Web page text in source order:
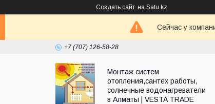
Создать сайт на Satu.kz
Сейчас у
+7 (707) 126-58-28
Монтаж систем
отопления,сантех работы,
солнечные водонагреватели
в Алматы | VESTA TRADE